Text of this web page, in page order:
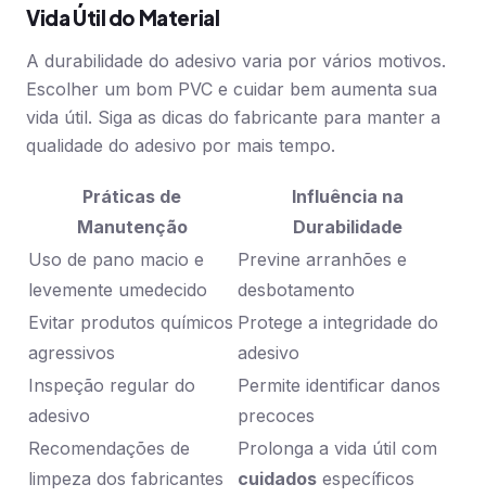
Vida Útil do Material
A durabilidade do adesivo varia por vários motivos.
Escolher um bom PVC e cuidar bem aumenta sua
vida útil. Siga as dicas do fabricante para manter a
qualidade do adesivo por mais tempo.
Práticas de
Manutenção
Influência na
Durabilidade
Uso de pano macio e
levemente umedecido
Previne arranhões e
desbotamento
Evitar produtos químicos
agressivos
Protege a integridade do
adesivo
Inspeção regular do
adesivo
Permite identificar danos
precoces
Recomendações de
limpeza dos fabricantes
Prolonga a vida útil com
cuidados específicos